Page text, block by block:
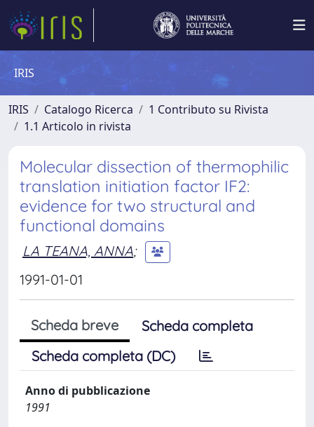
IRIS
IRIS Catalogo Ricerca
1 Contributo su Rivista
1.1 Articolo in rivista
Molecular dissection of thermophilic
translation initiation factor IF2:
evidence for two structural and
functional domains
LA TEANA, ANNA;
1991-01-01
Scheda breve
Scheda completa
Scheda completa (DC)
Anno di pubblicazione
1991